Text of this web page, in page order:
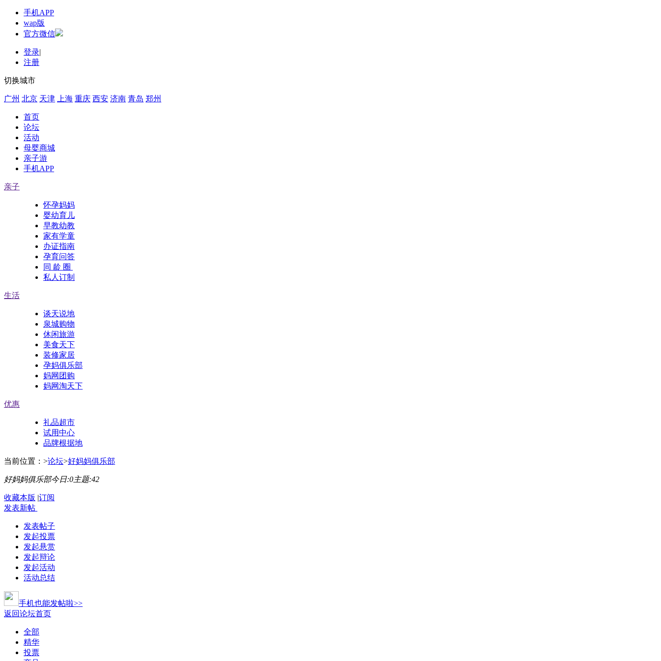
手机APP
wap版
官方微信
登录|
注册
切换城市
广州 北京 天津 上海 重庆 西安 济南 青岛 郑州
首页
论坛
活动
母婴商城
亲子游
手机APP
亲子
怀孕妈妈
婴幼育儿
早教幼教
家有学童
办证指南
孕育问答
同 龄 圈
私人订制
生活
谈天说地
泉城购物
休闲旅游
美食天下
装修家居
孕妈俱乐部
妈网团购
妈网淘天下
优惠
礼品超市
试用中心
品牌根据地
当前位置： >论坛>好妈妈俱乐部
好妈妈俱乐部今日:0主题:42
收藏本版 |订阅
发表新帖
发表帖子
发起投票
发起悬赏
发起辩论
发起活动
活动总结
手机也能发帖啦>>
返回论坛首页
全部
精华
投票